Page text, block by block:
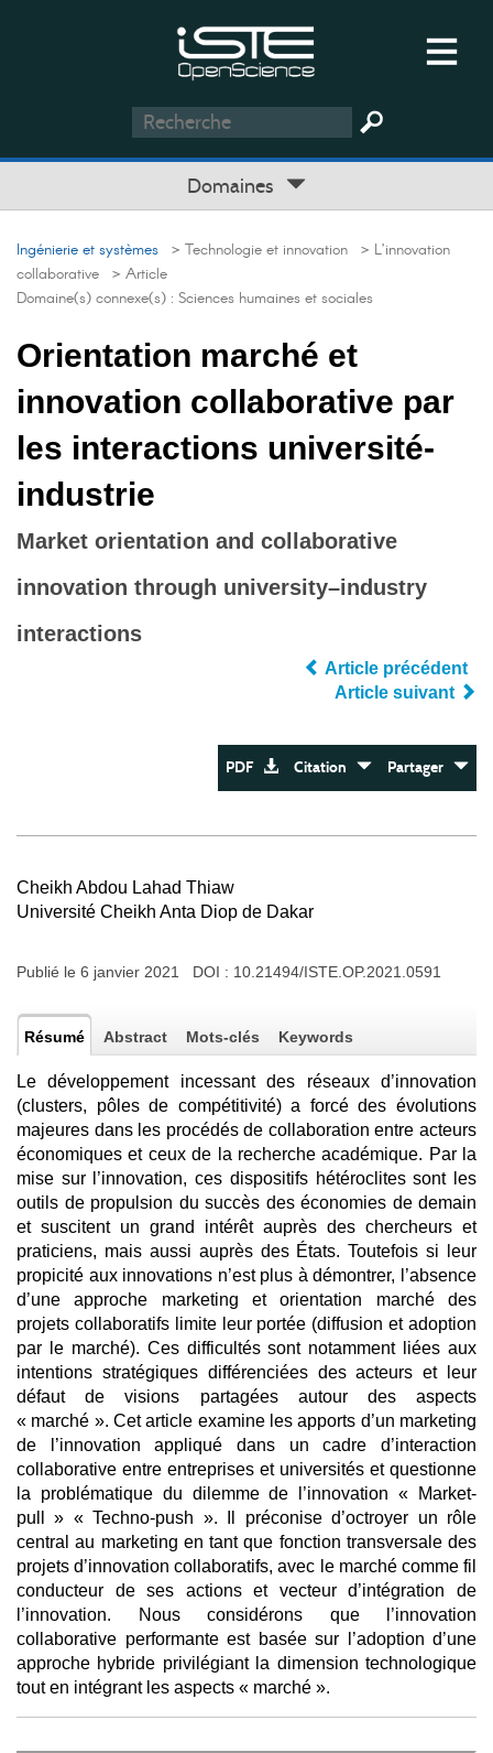
Domaines
Ingénierie et systèmes > Technologie et innovation > L’innovation
collaborative > Article
Domaine(s) connexe(s) : Sciences humaines et sociales
Orientation marché et
innovation collaborative par
les interactions université-
industrie
Market orientation and collaborative
innovation through university–industry
interactions
Article précédent
Article suivant
PDF Citation Partager
Cheikh Abdou Lahad Thiaw
Université Cheikh Anta Diop de Dakar
Publié le 6 janvier 2021 DOI : 10.21494/ISTE.OP.2021.0591
Résumé Abstract Mots-clés Keywords
Le développement incessant des réseaux d’innovation
(clusters, pôles de compétitivité) a forcé des évolutions
majeures dans les procédés de collaboration entre acteurs
économiques et ceux de la recherche académique. Par la
mise sur l’innovation, ces dispositifs hétéroclites sont les
outils de propulsion du succès des économies de demain
et suscitent un grand intérêt auprès des chercheurs et
praticiens, mais aussi auprès des États. Toutefois si leur
propicité aux innovations n’est plus à démontrer, l’absence
d’une approche marketing et orientation marché des
projets collaboratifs limite leur portée (diffusion et adoption
par le marché). Ces difficultés sont notamment liées aux
intentions stratégiques différenciées des acteurs et leur
défaut de visions partagées autour des aspects
« marché ». Cet article examine les apports d’un marketing
de l’innovation appliqué dans un cadre d’interaction
collaborative entre entreprises et universités et questionne
la problématique du dilemme de l’innovation « Market-
pull » « Techno-push ». Il préconise d’octroyer un rôle
central au marketing en tant que fonction transversale des
projets d’innovation collaboratifs, avec le marché comme fil
conducteur de ses actions et vecteur d’intégration de
l’innovation. Nous considérons que l’innovation
collaborative performante est basée sur l’adoption d’une
approche hybride privilégiant la dimension technologique
tout en intégrant les aspects « marché ».